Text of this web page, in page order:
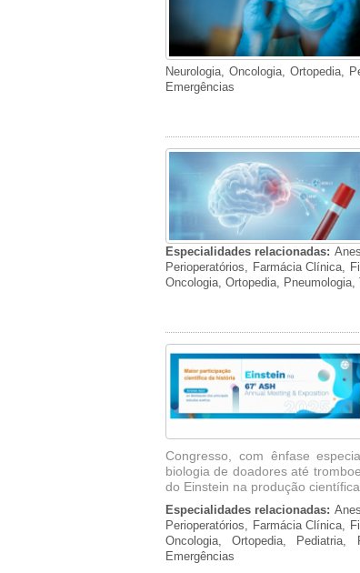
Neurologia, Oncologia, Ortopedia,
Emergências
Especialidades relacionadas:
Perioperatórios, Farmácia Clínica,
Oncologia, Ortopedia,
Congresso, com ênfase
biologia de doadores até
do Einstein na produção
Especialidades relacionadas:
Perioperatórios, Farmácia Clínica,
Oncologia, Ortopedia,
Emergências